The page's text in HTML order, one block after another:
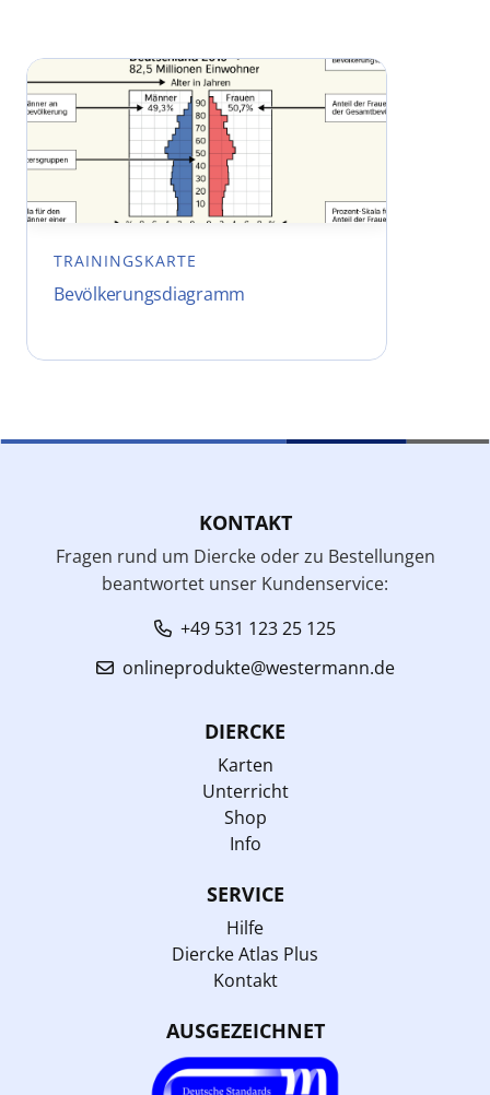
TRAININGSKARTE
Bevölkerungsdiagramm
KONTAKT
Fragen rund um Diercke oder zu Bestellungen
beantwortet unser Kundenservice:
+49 531 123 25 125
onlineprodukte@westermann.de
DIERCKE
Karten
Unterricht
Shop
Info
SERVICE
Hilfe
Diercke Atlas Plus
Kontakt
AUSGEZEICHNET